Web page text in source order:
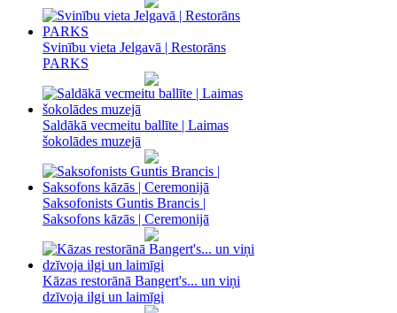
Svinību vieta Jelgavā | Restorāns
PARKS
Saldākā vecmeitu ballīte | Laimas
šokolādes muzejā
Saksofonists Guntis Brancis |
Saksofons kāzās | Ceremonijā
Kāzas restorānā Bangert's... un viņi
dzīvoja ilgi un laimīgi